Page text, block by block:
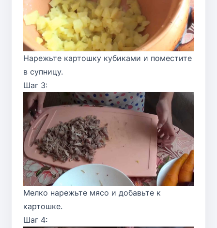
Нарежьте картошку кубиками и поместите
в супницу.
Шаг 3:
Мелко нарежьте мясо и добавьте к
картошке.
Шаг 4: